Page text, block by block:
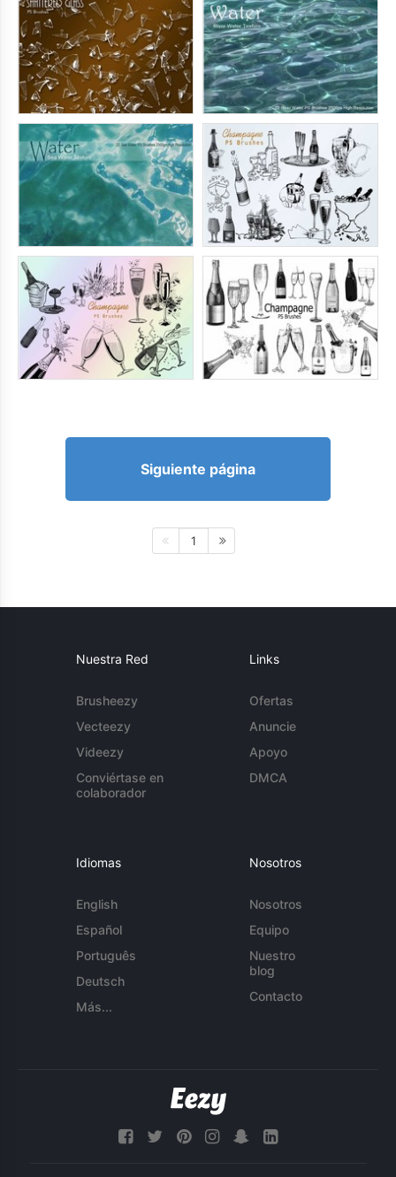
Siguiente página
1
Nuestra Red
Brusheezy
Vecteezy
Videezy
Conviértase en
colaborador
Links
Ofertas
Anuncie
Apoyo
DMCA
Idiomas
English
Español
Português
Deutsch
Más...
Nosotros
Nosotros
Equipo
Nuestro
blog
Contacto